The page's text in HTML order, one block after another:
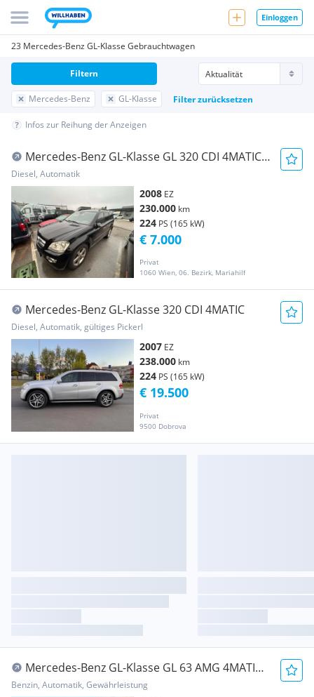
Einloggen
23 Mercedes-Benz GL-Klasse Gebrauchtwagen
Mercedes-Benz GL-Klasse Filter zurücksetzen
Filtern
Infos zur Reihung der Anzeigen
Mercedes-Benz GL-Klasse GL 320 CDI 4MATIC
Aut.
Diesel, Automatik
2008 EZ
230.000 km
224 PS (165 kW)
Privat
1060 Wien, 06. Bezirk, Mariahilf
€ 7.000
Mercedes-Benz GL-Klasse 320 CDI 4MATIC
Diesel, Automatik, gültiges Pickerl
2007 EZ
238.000 km
224 PS (165 kW)
Privat
9500 Dobrova
€ 19.500
Mercedes-Benz GL-Klasse GL 63 AMG 4MATIC
TOP ZUSTAND
Benzin, Automatik, Gewährleistung